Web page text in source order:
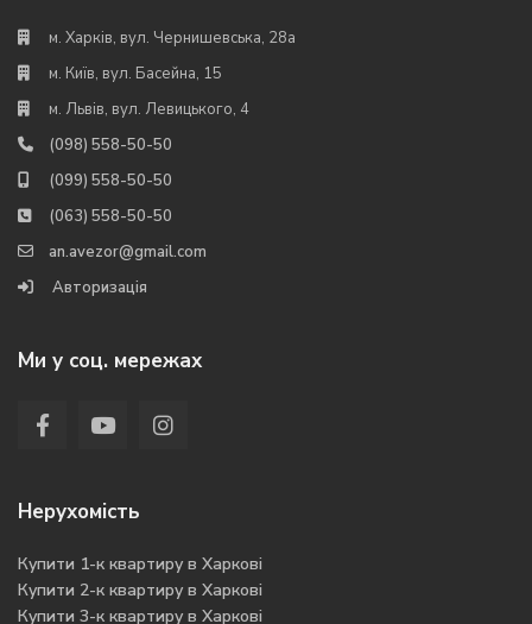
м. Харків, вул. Чернишевська, 28а
м. Київ, вул. Басейна, 15
м. Львів, вул. Левицького, 4
(098) 558-50-50
(099) 558-50-50
(063) 558-50-50
an.avezor@gmail.com
Авторизація
Ми у соц. мережах
Нерухомість
Купити 1-к квартиру в Харкові
Купити 2-к квартиру в Харкові
Купити 3-к квартиру в Харкові